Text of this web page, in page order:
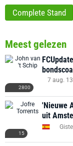
Complete Stand
Meest gelezen
2800
7 aug.
15
'Nieuwe
uit